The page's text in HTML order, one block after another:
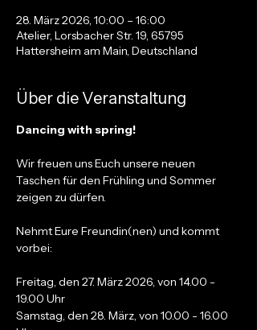
28. März 2026, 10:00 – 16:00
Atelier, Lorsbacher Str. 19, 65795
Hattersheim am Main, Deutschland
Über die Veranstaltung
Dancing with spring!
Wir freuen uns Euch unsere neuen
Taschen für den Frühling und Sommer
zeigen zu dürfen.
Nehmt Eure Freundin(nen) und kommt
vorbei:
Freitag, den 27. März 2026, von 14.00 -
19.00 Uhr
Samstag, den 28. März, von 10.00 - 16.00